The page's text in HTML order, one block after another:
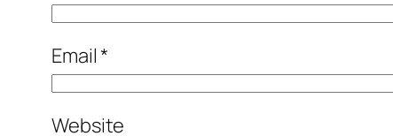
Email*
Website